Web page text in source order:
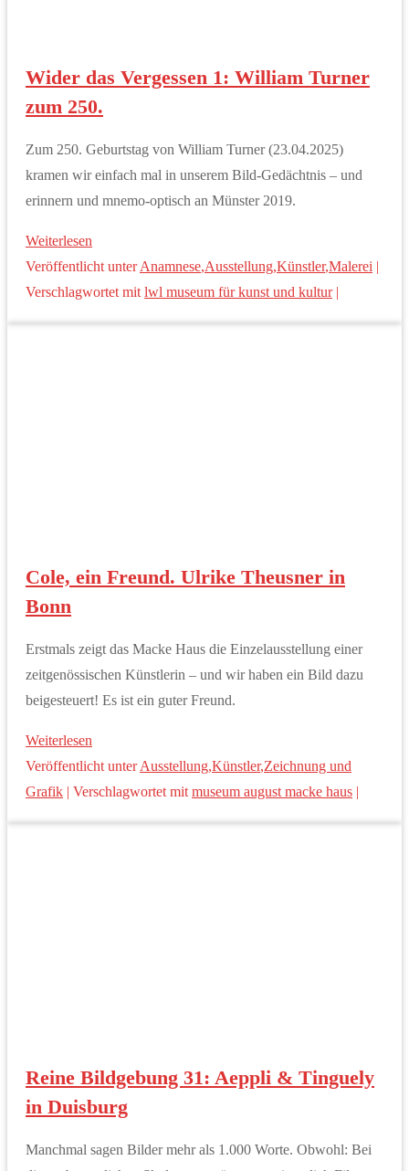
Wider das Vergessen 1: William Turner
zum 250.
Zum 250. Geburtstag von William Turner (23.04.2025)
kramen wir einfach mal in unserem Bild-Gedächtnis – und
erinnern und mnemo-optisch an Münster 2019.
Weiterlesen
Veröffentlicht unter Anamnese,Ausstellung,Künstler,Malerei |
Verschlagwortet mit lwl museum für kunst und kultur|
Cole, ein Freund. Ulrike Theusner in
Bonn
Erstmals zeigt das Macke Haus die Einzelausstellung einer
zeitgenössischen Künstlerin – und wir haben ein Bild dazu
beigesteuert! Es ist ein guter Freund.
Weiterlesen
Veröffentlicht unterAusstellung,Künstler,Zeichnung und
Grafik
Verschlagwortet mit museum august macke haus
Reine Bildgebung 31: Aeppli & Tinguely
in Duisburg
Manchmal sagen Bilder mehr als 1.000 Worte. Obwohl: Bei